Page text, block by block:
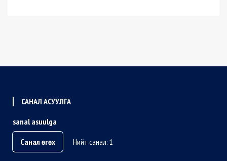
САНАЛ АСУУЛГА
sanal asuulga
Санал өгөх
Нийт санал: 1